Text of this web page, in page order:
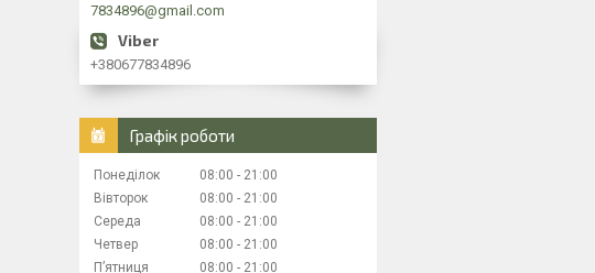
7834896@gmail.com
+380677834896
Графік роботи
Понеділок 08:00
21:00
Вівторок
08:00
21:00
Середа
08:00
21:00
Четвер
08:00
21:00
Пʼятниця
08:00 21:00